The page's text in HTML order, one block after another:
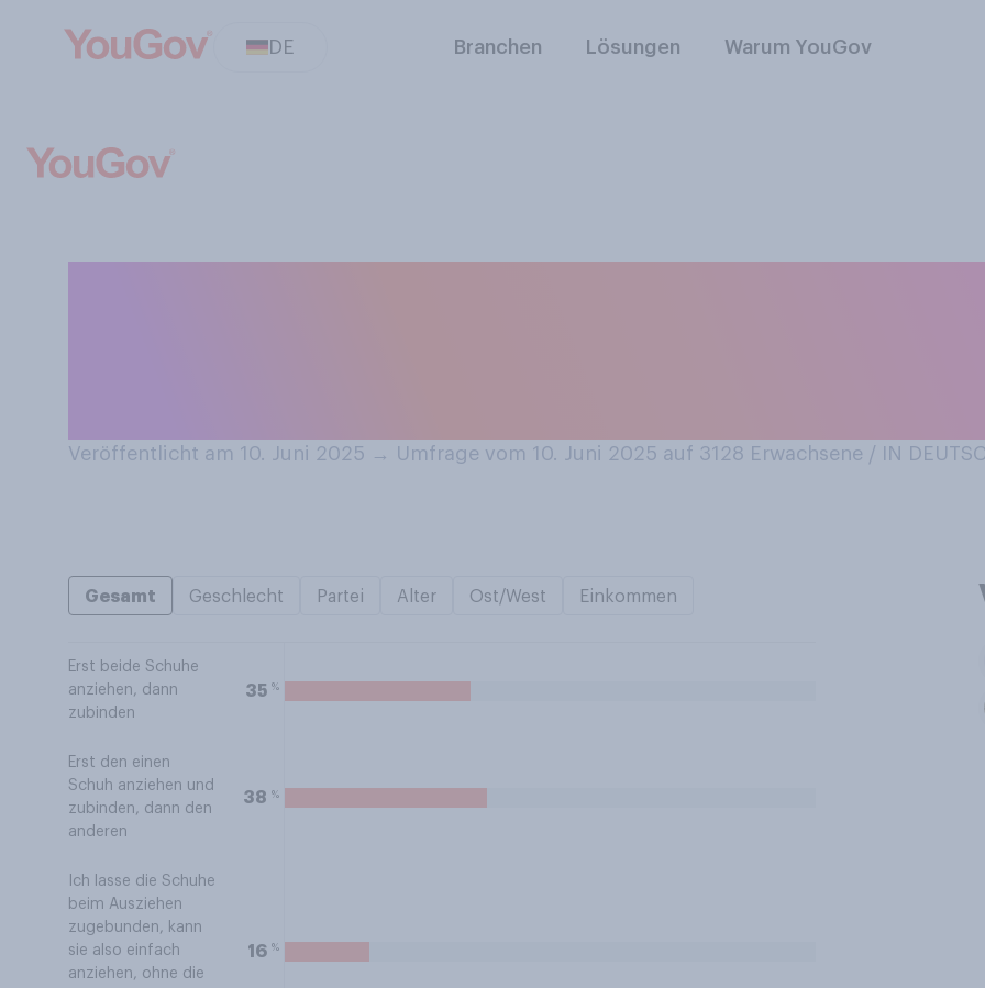
DE Branchen Lösungen Warum YouGov
Veröffentlicht am 10. Juni 2025 → Umfrage vom 10. Juni 2025 auf 3128 Erwachsene / IN
Gesamt Geschlecht Partei Alter Ost/West Einkommen
Erst beide Schuhe
anziehen, dann
zubinden
35 %
Erst den einen
Schuh anziehen und
zubinden, dann den
anderen
38 %
Ich lasse die Schuhe
beim Ausziehen
zugebunden, kann
sie also einfach
anziehen, ohne die
16 %